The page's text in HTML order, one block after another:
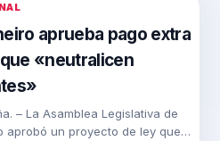
aprueba pago extra
«neutralicen
– La Asamblea Legislativa de
aprobó un proyecto de ley que